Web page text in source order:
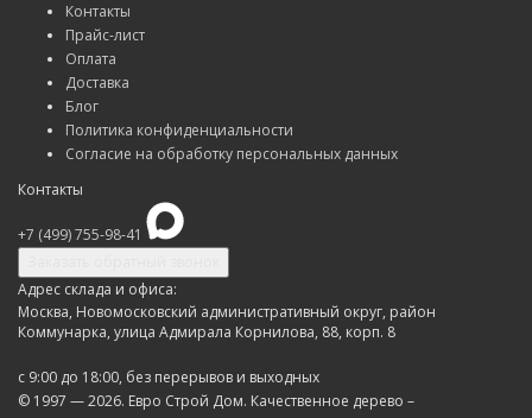
Контакты
Прайс-лист
Оплата
Доставка
Блог
Политика конфиденциальности
Согласие на обработку персональных данных
Контакты
+7 (499) 755-98-41
Адрес склада и офиса:
Москва, Новомосковский административный округ, район
Коммунарка, улица Адмирала Корнилова, 88, корп. 8
с 9:00 до 18:00, без перерывов и выходных
© 1997 — 2026. Евро Строй Дом. Качественное дерево –